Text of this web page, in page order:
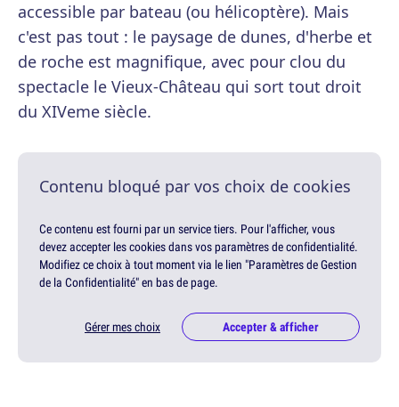
accessible par bateau (ou hélicoptère). Mais
c'est pas tout : le paysage de dunes, d'herbe et
de roche est magnifique, avec pour clou du
spectacle le Vieux-Château qui sort tout droit
du XIVeme siècle.
Contenu bloqué par vos choix de cookies
Ce contenu est fourni par un service tiers. Pour l'afficher, vous
devez accepter les cookies dans vos paramètres de confidentialité.
Modifiez ce choix à tout moment via le lien "Paramètres de Gestion
de la Confidentialité" en bas de page.
Gérer mes choix Accepter & afficher